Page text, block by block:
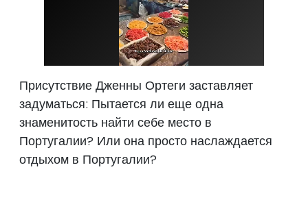
Присутствие Дженны Ортеги заставляет
задуматься: Пытается ли еще одна
знаменитость найти себе место в
Португалии? Или она просто наслаждается
отдыхом в Португалии?